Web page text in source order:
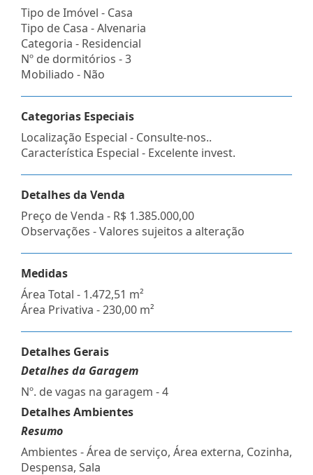
Tipo de Imóvel - Casa
Tipo de Casa - Alvenaria
Categoria - Residencial
Nº de dormitórios - 3
Mobiliado - Não
Categorias Especiais
Localização Especial - Consulte-nos..
Característica Especial - Excelente invest.
Detalhes da Venda
Preço de Venda - R$ 1.385.000,00
Observações - Valores sujeitos a alteração
Medidas
Área Total - 1.472,51 m²
Área Privativa - 230,00 m²
Detalhes Gerais
Detalhes da Garagem
Nº. de vagas na garagem - 4
Detalhes Ambientes
Resumo
Ambientes - Área de serviço, Área externa, Cozinha,
Despensa, Sala